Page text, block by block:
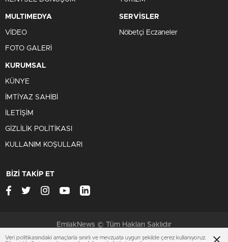
MULTIMEDYA
VİDEO
FOTO GALERİ
SERVİSLER
Nöbetçi Eczaneler
KURUMSAL
KÜNYE
İMTİYAZ SAHİBİ
İLETİŞİM
GİZLİLİK POLİTİKASI
KULLANIM KOŞULLARI
BİZİ TAKİP ET
EmlakNews © Tüm Hakları Saklıdır
Çerezler ile ilgili bilgi içinÇerez Politikamızıziyaret edebilirsiniz.
Veri politikasındaki amaçlarla sınırlı ve mevzuata uygun şekilde çerez kullanıyoruz.